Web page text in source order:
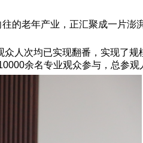
的老年产业，正汇聚成一片澎
人次均已实现翻番，实现了
余名专业观众参与，总参观